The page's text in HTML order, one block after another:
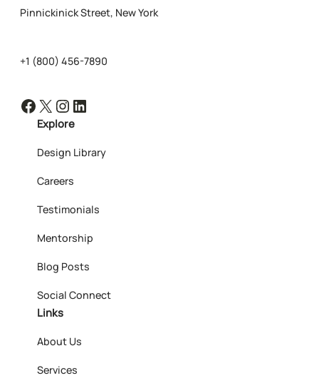
Pinnickinick Street, New York
+1 (800) 456-7890
Facebook X Instagram LinkedIn
Explore
Design Library
Careers
Testimonials
Mentorship
Blog Posts
Social Connect
Links
About Us
Services